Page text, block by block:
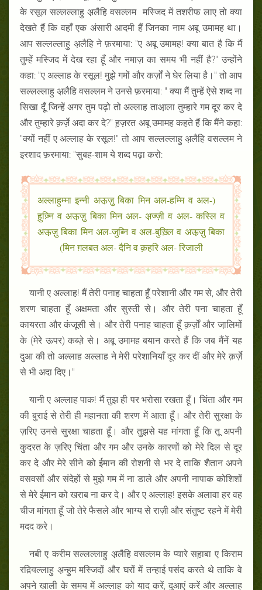
के रसूल सल्लल्लाहु अ़लैहि वसल्लम मस्जिद में तशरीफ लाए तो क्या
देखते हैं कि वहाँ एक अंसारी आदमी हैं जिनका नाम अबू उमामह था।
आप सल्लल्लाहु अ़लैहि ने फ़रमाया: "ए अबू उमामह! क्या बात है कि मैं
तुम्हें मस्जिद में देख रहा हूँ और नमाज़ का समय भी नहीं है?" उन्होंने
कहा: "ए अल्लाह के रसूल! मुझे गमों और कर्ज़ों ने घेर लिया है।" तो आप
सल्लल्लाहु अ़लैहि वसल्लम ने उनसे फ़रमाया: " क्या मैं तुम्हें ऐसे शब्द ना
सिखा दूँ जिन्हें अगर तुम पढ़ो तो अल्लाह ताआ़ला तुम्हारे गम दूर कर दे
और तुम्हारे क़र्ज़े अदा कर दे?" ह़ज़रत अबू उमामह कहते हैं कि मैंने कहा:
"क्यों नहीं ए अल्लाह के रसूल!" तो आप सल्लल्लाहु अ़लैहि वसल्लम ने
इरशाद फ़रमाया: "सुबह-शाम ये शब्द पढ़ा करो:
(अल्लाहुम्मा इन्नी अऊ़ज़ु बिका मिन अल-हम्मि व अल-
ह़ुज़्नि व अऊ़ज़ु बिका मिन अल- अ़ज्ज़ी व अल- कस्लि व
अऊ़ज़ु बिका मिन अल-जुब्नि व अल-बुख़्लि व अऊ़ज़ु बिका
मिन ग़लबत अल- दैनि व क़हरि अल- रिजाली)
यानी ए अल्लाह! मैं तेरी पनाह चाहता हूँ परेशानी और गम से, और तेरी
शरण चाहता हूँ अक्षमता और सुस्ती से। और तेरी पना चाहता हूँ
कायरता और कंजूसी से। और तेरी पनाह चाहता हूँ क़र्ज़ों और जा़लिमों
के (मेरे ऊपर) कब्ज़े से। अबू उमामह बयान करते हैं कि जब मैंनें यह
दुआ की तो अल्लाह अल्लाह ने मेरी परेशानियाँ दूर कर दीं और मेरे क़र्ज़े
से भी अदा दिए।"
यानी ए अल्लाह पाक! मैं तुझ ही पर भरोसा रखता हूँ। चिंता और गम
की बुराई से तेरी ही महानता की शरण में आता हूँ। और तेरी सुरक्षा के
ज़रिए उनसे सुरक्षा चाहता हूँ। और तुझसे यह मांगता हूँ कि तू अपनी
कु़दरत के ज़रिए चिंता और गम और उनके कारणों को मेरे दिल से दूर
कर दे और मेरे सीने को ईमान की रोशनी से भर दे ताकि शैतान अपने
वसवसों और संदेहों से मुझे गम में ना डाले और अपनी नापाक कोशिशों
से मेरे ईमान को खराब ना कर दे। और ए अल्लाह! इसके अलावा हर वह
चीज मांगता हूँ जो तेरे फैसले और भाग्य से राज़ी और संतुष्ट रहने में मेरी
मदद करे।
नबी ए करीम सल्लल्लाहु अ़लैहि वसल्लम के प्यारे सह़ाबा ए किराम
रद़ियल्लाहु अ़न्हुम मस्जिदों और घरों में तन्हाई पसंद करते थे ताकि वे
अपने खाली के समय में अल्लाह को याद करें, दुआएं करें और अल्लाह